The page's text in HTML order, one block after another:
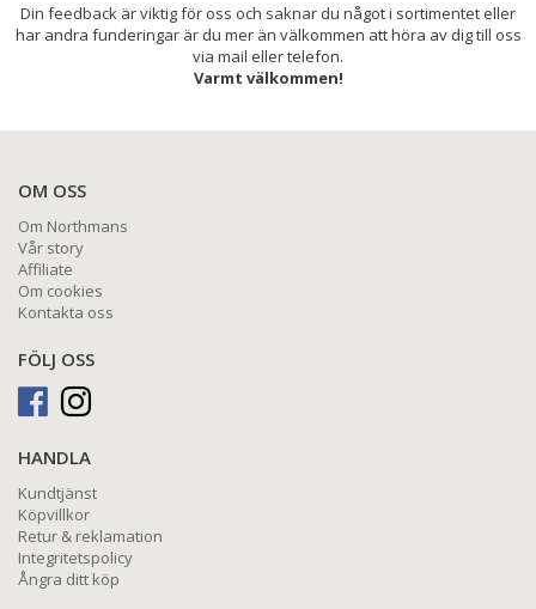
Din feedback är viktig för oss och saknar du något i sortimentet eller
har andra funderingar är du mer än välkommen att höra av dig till oss
via mail eller telefon.
Varmt välkommen!
OM OSS
Om Northmans
Vår story
Affiliate
Om cookies
Kontakta oss
FÖLJ OSS
HANDLA
Kundtjänst
Köpvillkor
Retur & reklamation
Integritetspolicy
Ångra ditt köp